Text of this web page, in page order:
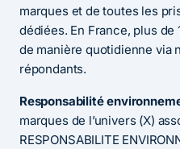
marques et de toutes les
dédiées. En France, plus de
de manière quotidienne via
répondants.
Responsabilité
marques de l’univers (X)
RESPONSABILITE